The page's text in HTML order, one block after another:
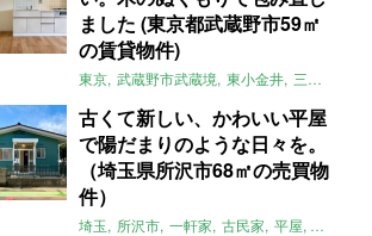
ました (東京都武蔵野市59㎡
の賃貸物件)
東京 武蔵野市武蔵境 東小金井 三鷹
古くて新しい、かわいい平屋
で陽だまりのような日々を。
（埼玉県所沢市68㎡の売買物
件）
埼玉 所沢市 一軒家 古民家 平屋 庭